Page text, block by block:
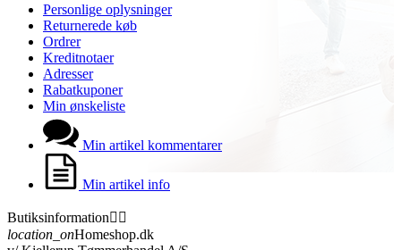
Personlige oplysninger
Returnerede køb
Ordrer
Kreditnotaer
Adresser
Rabatkuponer
Min ønskeliste
Min artikel kommentarer
Min artikel info
Butiksinformation 
location_onHomeshop.dk